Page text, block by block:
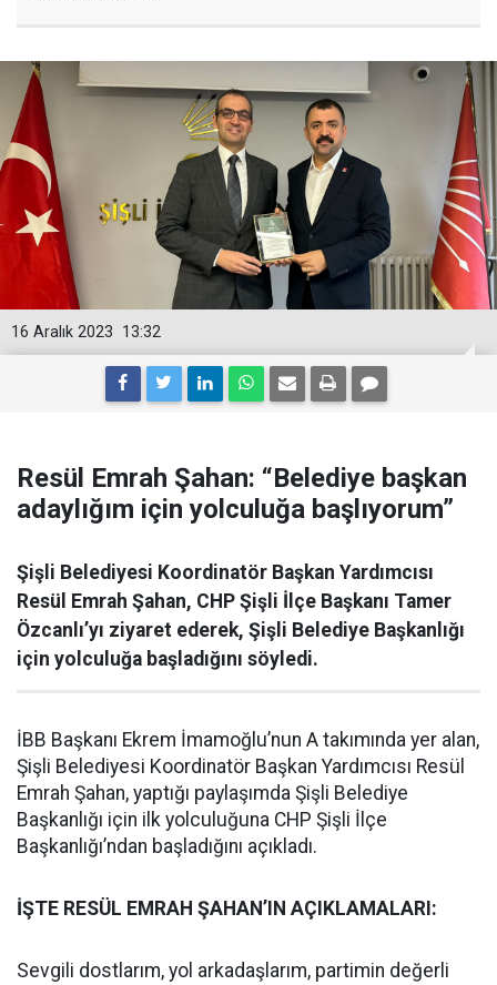
13:32
16 Aralık 2023
Resül Emrah Şahan: “Belediye başkan
adaylığım için yolculuğa başlıyorum”
Şişli Belediyesi Koordinatör Başkan Yardımcısı
Resül Emrah Şahan, CHP Şişli İlçe Başkanı Tamer
Özcanlı’yı ziyaret ederek, Şişli Belediye Başkanlığı
için yolculuğa başladığını söyledi.
İBB Başkanı Ekrem İmamoğlu’nun A takımında yer alan,
Şişli Belediyesi Koordinatör Başkan Yardımcısı Resül
Emrah Şahan, yaptığı paylaşımda Şişli Belediye
Başkanlığı için ilk yolculuğuna CHP Şişli İlçe
Başkanlığı’ndan başladığını açıkladı.
İŞTE RESÜL EMRAH ŞAHAN’IN AÇIKLAMALARI:
Sevgili dostlarım, yol arkadaşlarım, partimin değerli